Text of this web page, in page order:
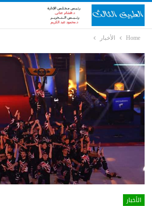
Home الأخبار
الأخبار